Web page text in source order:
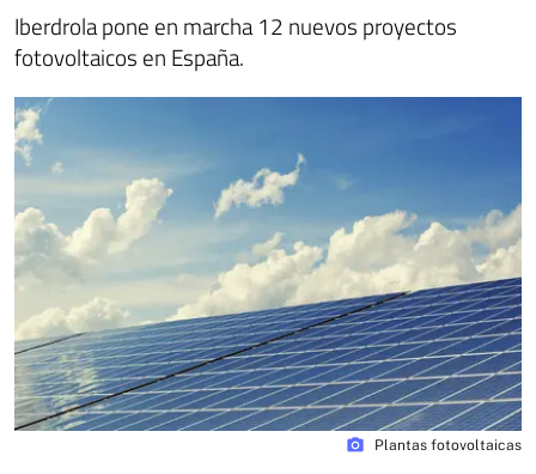
Iberdrola pone en marcha 12 nuevos proyectos
fotovoltaicos en España.
photo_camera Plantas fotovoltaicas